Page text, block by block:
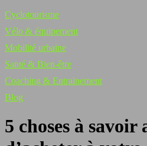
Cyclotourisme
Vélo & équipement
Mobilité urbaine
Santé & Bien-être
Coaching & Entrainement
Blog
5 choses à savoir